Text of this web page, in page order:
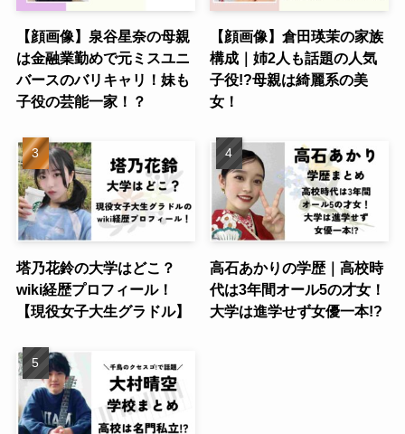
【顔画像】泉谷星奈の母親
は金融業勤めで元ミスユニ
バースのバリキャリ！妹も
子役の芸能一家！？
【顔画像】倉田瑛茉の家族
構成｜姉2人も話題の人気
子役!?母親は綺麗系の美
女！
塔乃花鈴の大学はどこ？
wiki経歴プロフィール！
【現役女子大生グラドル】
高石あかりの学歴｜高校時
代は3年間オール5の才女！
大学は進学せず女優一本!?